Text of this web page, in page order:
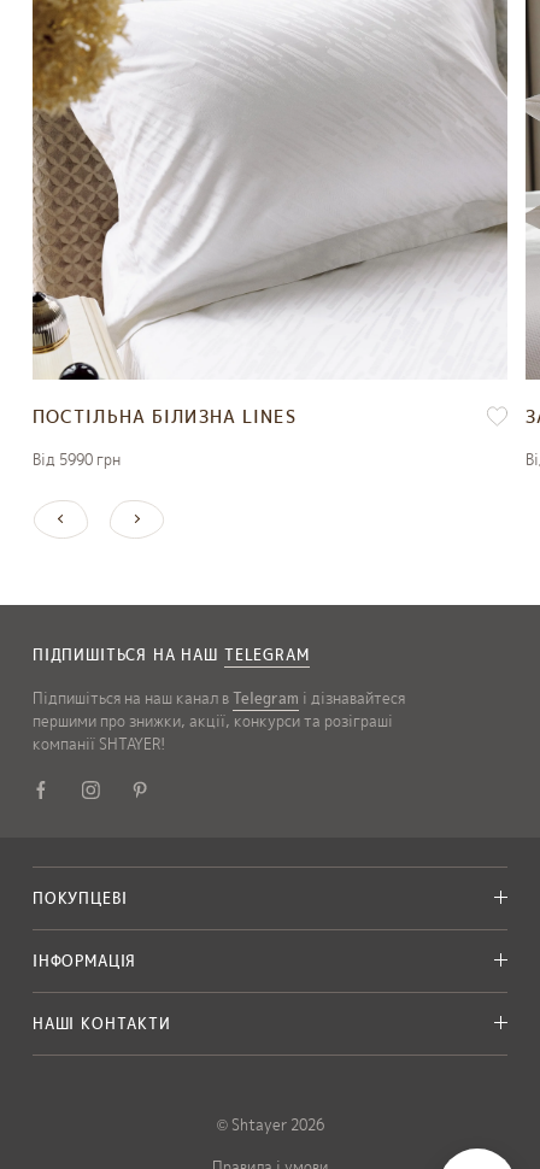
ПОСТІЛЬНА БІЛИЗНА LINES
Вiд 5990 грн
ПІДПИШІТЬСЯ НА НАШ TELEGRAM
Підпишіться на наш канал вTelegram і дізнавайтеся
першими про знижки, акції, конкурси та розіграші
компанії SHTAYER!
ПОКУПЦЕВІ
ІНФОРМАЦІЯ
НАШІ КОНТАКТИ
© Shtayer 2026